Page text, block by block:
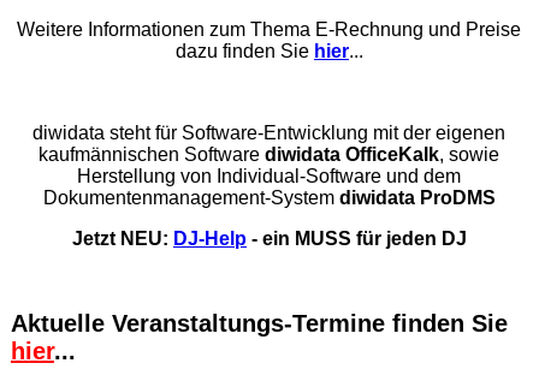
Weitere Informationen zum Thema E-Rechnung und Preise
dazu finden Sie hier...
diwidata steht für Software-Entwicklung mit der eigenen
kaufmännischen Softwarediwidata OfficeKalk, sowie
Herstellung von Individual-Software und dem
Dokumentenmanagement-System diwidata ProDMS
Jetzt NEU: DJ-Help- ein MUSS für jeden DJ
Aktuelle Veranstaltungs-Termine finden Sie
hier...